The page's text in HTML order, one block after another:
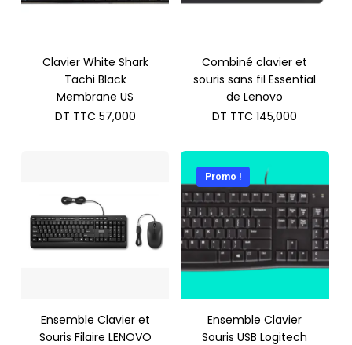
Clavier White Shark
Tachi Black
Membrane US
DT TTC 57,000
Combiné clavier et
souris sans fil Essential
de Lenovo
DT TTC 145,000
Ensemble Clavier et
Souris Filaire LENOVO
Promo !
Ensemble Clavier
Souris USB Logitech